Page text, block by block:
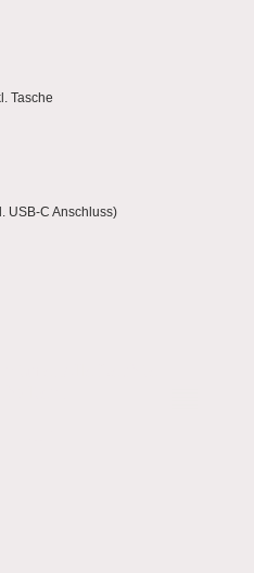
Tasche
USB-C Anschluss)